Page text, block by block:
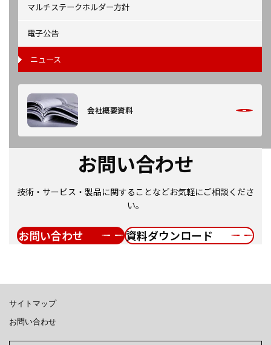
マルチステークホルダー方針
電子公告
ニュース
会社概要資料
お問い合わせ
技術・サービス・製品に関することなどお気軽にご相談くださ
い。
お問い合わせ 資料ダウンロード
サイトマップ
お問い合わせ